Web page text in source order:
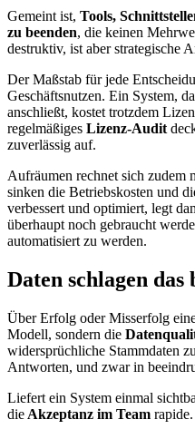
Gemeint ist, Tools,
zu beenden, die keinen
destruktiv, ist aber strategische
Der Maßstab für jede
Geschäftsnutzen. Ein System,
anschließt, kostet trotzdem
regelmäßiges Lizenz-Audit
zuverlässig auf.
Aufräumen rechnet sich zudem
sinken die Betriebskosten und
verbessert und optimiert, legt
überhaupt noch gebraucht
automatisiert zu werden.
Daten schlagen
Über Erfolg oder Misserfolg
Modell, sondern die
widersprüchliche Stammdaten
Antworten, und zwar in
Liefert ein System einmal
die Akzeptanz im Team rapide.